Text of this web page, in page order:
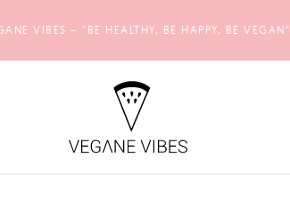
VIBES – "BE HEALTHY, BE HAPPY, BE VEGAN“